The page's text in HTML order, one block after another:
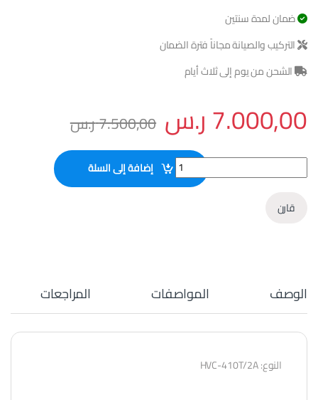
ضمان لمدة سنتين
التركيب والصيانة مجاناً فترة الضمان
الشحن من يوم إلى ثلاث أيام
7.000,00ر.س 7.500,00ر.س
ماكينات شفط هواء Vacuum Packaging quantity إضافة إلى السلة
قارن
الوصف المواصفات المراجعات
النوع: HVC-410T/2A